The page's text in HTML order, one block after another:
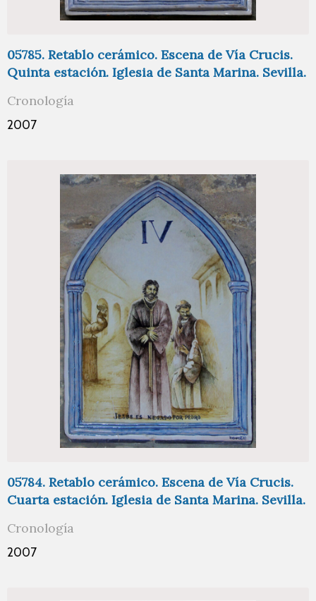
05785. Retablo cerámico. Escena de Vía Crucis.
Quinta estación. Iglesia de Santa Marina. Sevilla.
Cronología
2007
05784. Retablo cerámico. Escena de Vía Crucis.
Cuarta estación. Iglesia de Santa Marina. Sevilla.
Cronología
2007